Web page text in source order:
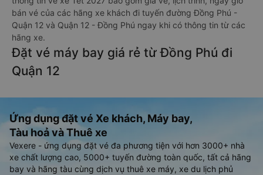
bán vé của các hãng xe khách đi tuyến đường Đồng Phú -
Quận 12 và Quận 12 - Đồng Phú ngay khi có thông tin từ các
hãng xe.
Đặt vé máy bay giá rẻ từ Đồng Phú đi
Quận 12
Ứng dụng đặt vé Xe khách, Máy bay,
Tàu hoả và Thuê xe
Vexere - ứng dụng đặt vé đa phương tiện với hơn 3000+ nhà
xe chất lượng cao, 5000+ tuyến đường toàn quốc, tất cả hãng
bay và hãng tàu cùng dịch vụ thuê xe máy, xe du lịch phủ